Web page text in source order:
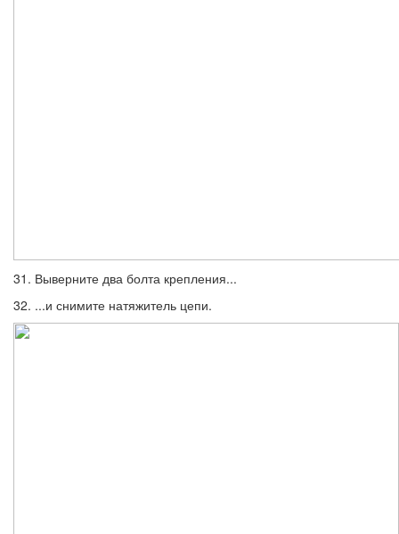
31. Выверните два болта крепления...
32. ...и снимите натяжитель цепи.